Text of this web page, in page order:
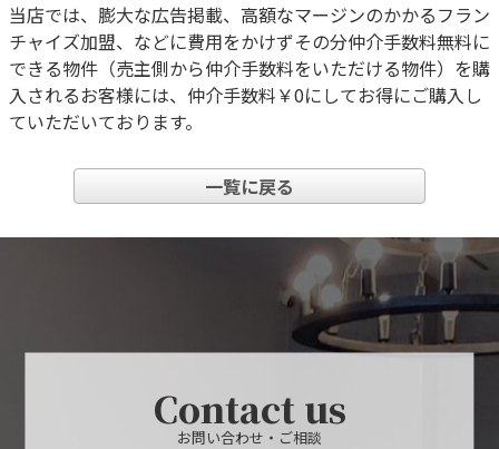
当店では、膨大な広告掲載、高額なマージンのかかるフラン
チャイズ加盟、などに費用をかけずその分仲介手数料無料に
できる物件（売主側から仲介手数料をいただける物件）を購
入されるお客様には、仲介手数料￥0にしてお得にご購入し
ていただいております。
一覧に戻る
Contact us
お問い合わせ・ご相談